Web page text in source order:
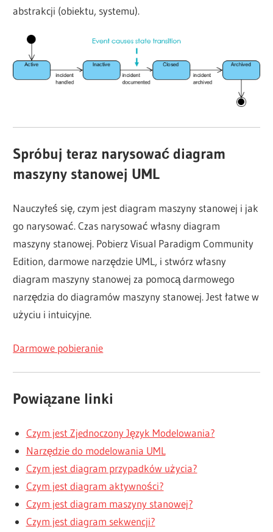
abstrakcji (obiektu, systemu).
Spróbuj teraz narysować diagram
maszyny stanowej UML
Nauczyłeś się, czym jest diagram maszyny stanowej i jak
go narysować. Czas narysować własny diagram
maszyny stanowej. Pobierz Visual Paradigm Community
Edition, darmowe narzędzie UML, i stwórz własny
diagram maszyny stanowej za pomocą darmowego
narzędzia do diagramów maszyny stanowej. Jest łatwe w
użyciu i intuicyjne.
Darmowe pobieranie
Powiązane linki
Czym jest Zjednoczony Język Modelowania?
Narzędzie do modelowania UML
Czym jest diagram przypadków użycia?
Czym jest diagram aktywności?
Czym jest diagram maszyny stanowej?
Czym jest diagram sekwencji?